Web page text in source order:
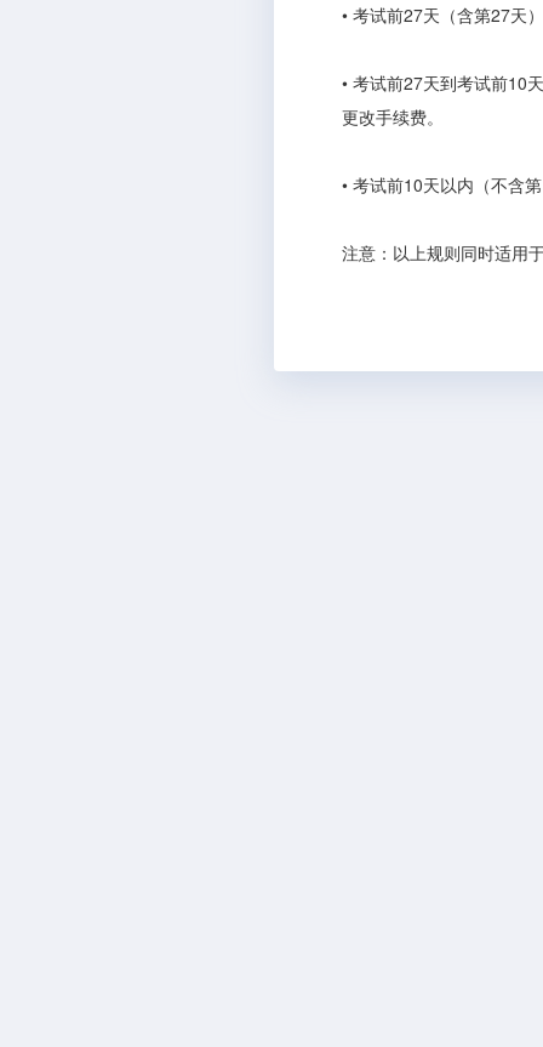
• 考试前27天（含第27天
• 考试前27天到考试前10
更改手续费。
• 考试前10天以内（不含
注意：以上规则同时适用